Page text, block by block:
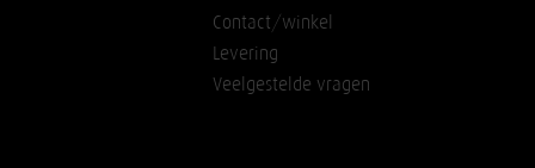
Contact/winkel
Levering
Veelgestelde vragen